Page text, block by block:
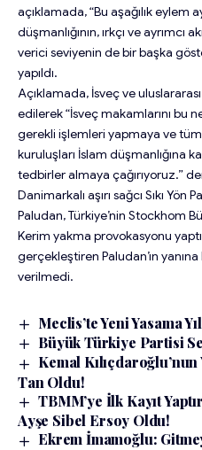
açıklamada, “Bu aşağılık eylem
düşmanlığının, ırkçı ve ayrımcı
verici seviyenin de bir başka
yapıldı.
Açıklamada, İsveç ve
edilerek “İsveç makamlarını bu
gerekli işlemleri yapmaya ve tüm
kuruluşları İslam düşmanlığına
tedbirler almaya çağırıyoruz.”
Danimarkalı aşırı sağcı Sıkı
Paludan, Türkiye’nin Stockhom
Kerim yakma provokasyonu
gerçekleştiren Paludan’ın
verilmedi.
Meclis’te Yeni Yasama
Büyük Türkiye Partisi
Kemal Kılıçdaroğlu’nun
Tan Oldu!
TBMM’ye İlk Kayıt
Ayşe Sibel Ersoy Oldu!
Ekrem İmamoğlu: